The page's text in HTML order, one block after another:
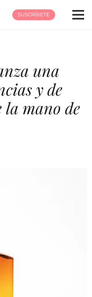
SUSCRÍBETE
una
y de
la mano de